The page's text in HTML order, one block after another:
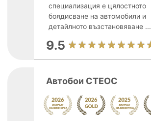
специализация е цялостното
боядисване на автомобили и
детайлното възстановяване ...
9.5
Автобои СТЕОС